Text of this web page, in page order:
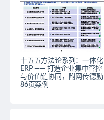
十五五方法论系列：一体化
ERP —— 打造企业集中管控
与价值链协同，附网传德勤
86页案例